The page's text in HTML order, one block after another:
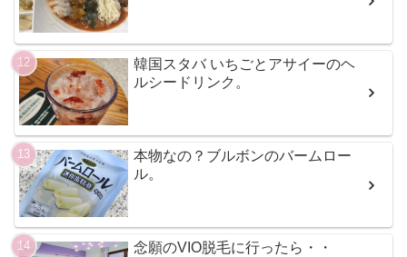
韓国スタバ いちごとアサイーのヘ
ルシードリンク。
本物なの？ブルボンのバームロー
ル。
念願のVIO脱毛に行ったら・・